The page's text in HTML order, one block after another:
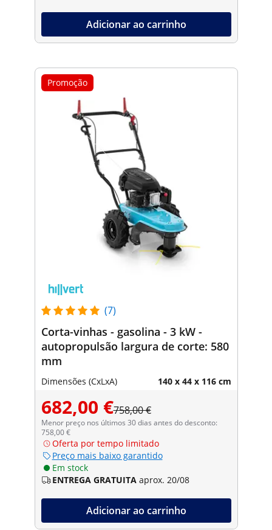
Adicionar ao carrinho
Promoção
(7)
Corta-vinhas - gasolina - 3 kW -
autopropulsão largura de corte: 580
mm
Dimensões (CxLxA) 140 x 44 x 116 cm
682,00 €758,00 €
Menor preço nos últimos 30 dias antes do desconto:
758,00 €
Oferta por tempo limitado
Preço mais baixo garantido
Em stock
ENTREGA GRATUITA aprox. 20/08
Adicionar ao carrinho